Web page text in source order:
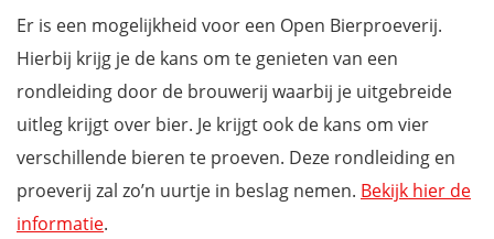
Er is een mogelijkheid voor een Open Bierproeverij.
Hierbij krijg je de kans om te genieten van een
rondleiding door de brouwerij waarbij je uitgebreide
uitleg krijgt over bier. Je krijgt ook de kans om vier
verschillende bieren te proeven. Deze rondleiding en
proeverij zal zo’n uurtje in beslag nemen. Bekijk hier de
informatie.